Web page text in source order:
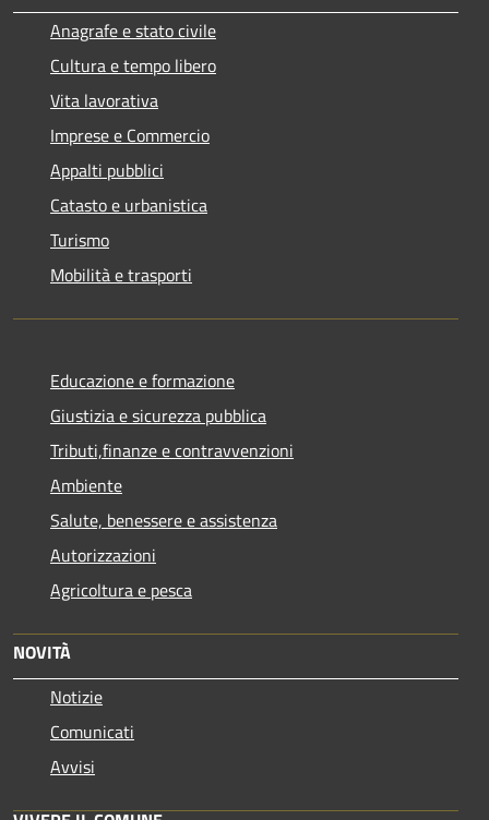
Anagrafe e stato civile
Cultura e tempo libero
Vita lavorativa
Imprese e Commercio
Appalti pubblici
Catasto e urbanistica
Turismo
Mobilità e trasporti
Educazione e formazione
Giustizia e sicurezza pubblica
Tributi,finanze e contravvenzioni
Ambiente
Salute, benessere e assistenza
Autorizzazioni
Agricoltura e pesca
NOVITÀ
Notizie
Comunicati
Avvisi